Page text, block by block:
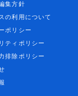
集方針
の利用について
ポリシー
ティポリシー
排除ポリシー